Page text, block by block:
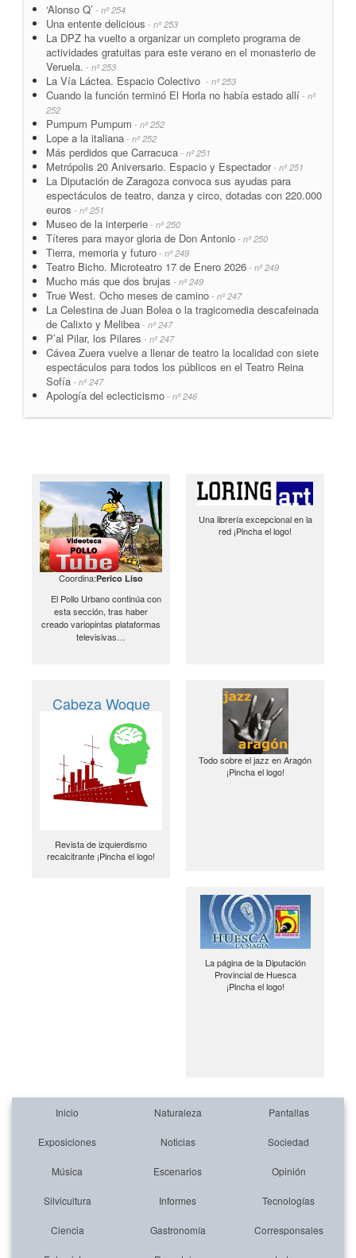
‘Alonso Q’ - nº 254
Una entente delicious - nº 253
La DPZ ha vuelto a organizar un completo programa de
actividades gratuitas para este verano en el monasterio de
Veruela. - nº 253
La Vía Láctea. Espacio Colectivo - nº 253
Cuando la función terminó El Horla no había estado allí - nº
252
Pumpum Pumpum - nº 252
Lope a la italiana - nº 252
Más perdidos que Carracuca - nº 251
Metrópolis 20 Aniversario. Espacio y Espectador- nº 251
La Diputación de Zaragoza convoca sus ayudas para
espectáculos de teatro, danza y circo, dotadas con 220.000
euros - nº 251
Museo de la interperie - nº 250
Títeres para mayor gloria de Don Antonio - nº 250
Tierra, memoria y futuro - nº 249
Teatro Bicho. Microteatro 17 de Enero 2026 - nº 249
Mucho más que dos brujas - nº 249
True West. Ocho meses de camino - nº 247
La Celestina de Juan Bolea o la tragicomedia descafeinada
de Calixto y Melibea - nº 247
P’al Pilar, los Pilares - nº 247
Cávea Zuera vuelve a llenar de teatro la localidad con siete
espectáculos para todos los públicos en el Teatro Reina
Sofía - nº 247
Apología del eclecticismo - nº 246
Coordina:Perico Liso
El Pollo Urbano continúa con
esta sección, tras haber
creado variopintas plataformas
televisivas…
Una librería excepcional en la
red ¡Pincha el logo!
Cabeza Woque
Revista de izquierdismo
recalcitrante ¡Pincha el logo!
Todo sobre el jazz en Aragón
¡Pincha el logo!
La página de la Diputación
Provincial de Huesca
¡Pincha el logo!
Inicio Naturaleza Pantallas
Exposiciones Noticias Sociedad
Música Escenarios Opinión
Silvicultura Informes Tecnologías
Ciencia Gastronomía Corresponsales